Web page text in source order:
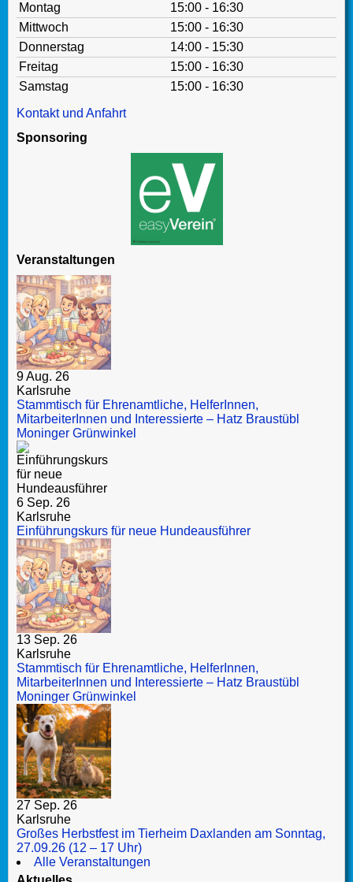
Montag
15:00 - 16:30
Mittwoch
15:00 - 16:30
Donnerstag
14:00 - 15:30
Freitag
15:00 - 16:30
Samstag
15:00 - 16:30
Kontakt und Anfahrt
Sponsoring
Veranstaltungen
9 Aug. 26
Karlsruhe
Stammtisch für Ehrenamtliche, HelferInnen,
MitarbeiterInnen und Interessierte – Hatz Braustübl
Moninger Grünwinkel
6 Sep. 26
Karlsruhe
Einführungskurs für neue Hundeausführer
13 Sep. 26
Karlsruhe
Stammtisch für Ehrenamtliche, HelferInnen,
MitarbeiterInnen und Interessierte – Hatz Braustübl
Moninger Grünwinkel
27 Sep. 26
Karlsruhe
Großes Herbstfest im Tierheim Daxlanden am Sonntag,
27.09.26 (12 – 17 Uhr)
Alle Veranstaltungen